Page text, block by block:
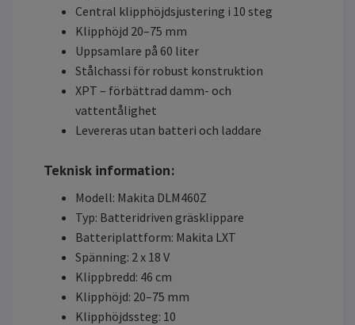
Central klipphöjdsjustering i 10 steg
Klipphöjd 20–75 mm
Uppsamlare på 60 liter
Stålchassi för robust konstruktion
XPT – förbättrad damm- och
vattentålighet
Levereras utan batteri och laddare
Teknisk information:
Modell: Makita DLM460Z
Typ: Batteridriven gräsklippare
Batteriplattform: Makita LXT
Spänning: 2 x 18 V
Klippbredd: 46 cm
Klipphöjd: 20–75 mm
Klipphöjdssteg: 10